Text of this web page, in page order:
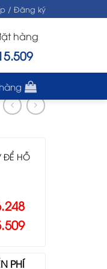
/ Đăng ký
hàng
ĐỂ HỖ
PHÍ